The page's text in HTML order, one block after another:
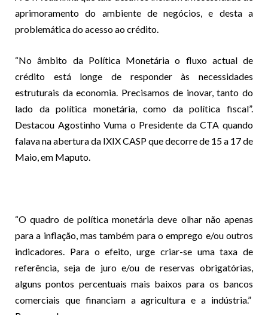
aprimoramento do ambiente de negócios, e desta a
problemática do acesso ao crédito.
“No âmbito da Política Monetária o fluxo actual de
crédito está longe de responder às necessidades
estruturais da economia. Precisamos de inovar, tanto do
lado da política monetária, como da política fiscal”.
Destacou Agostinho Vuma o Presidente da CTA quando
falava na abertura da IXIX CASP que decorre de 15 a 17 de
Maio, em Maputo.
“O quadro de política monetária deve olhar não apenas
para a inflação, mas também para o emprego e/ou outros
indicadores. Para o efeito, urge criar-se uma taxa de
referência, seja de juro e/ou de reservas obrigatórias,
alguns pontos percentuais mais baixos para os bancos
comerciais que financiam a agricultura e a indústria.”